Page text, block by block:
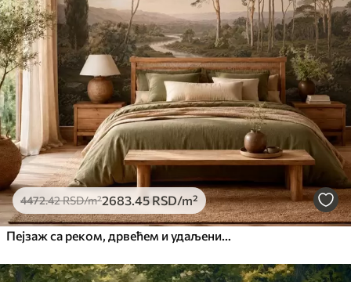
4472.42RSD/m²2683 .45 RSD/m²